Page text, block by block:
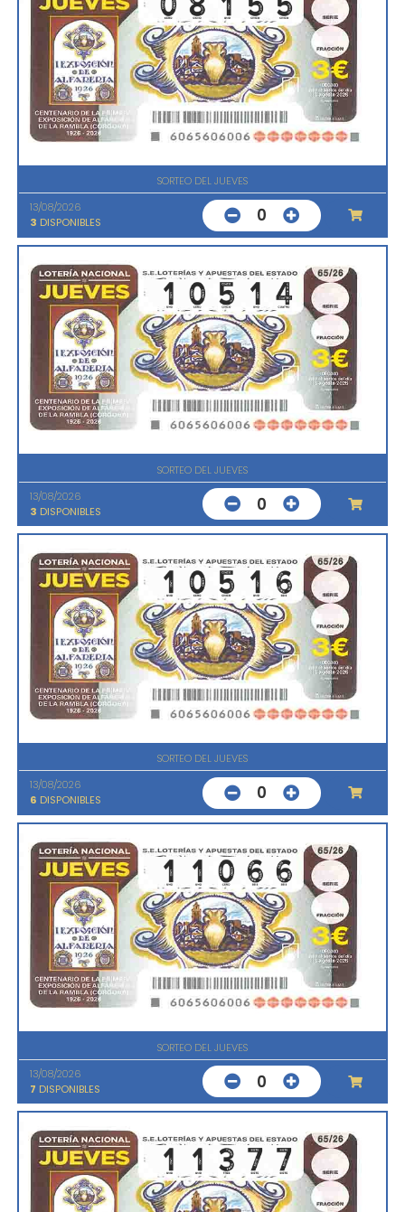
SORTEO DEL JUEVES
13/08/2026
3 DISPONIBLES 0
SORTEO DEL JUEVES
13/08/2026
3 DISPONIBLES 0
SORTEO DEL JUEVES
13/08/2026
6 DISPONIBLES 0
SORTEO DEL JUEVES
13/08/2026
7 DISPONIBLES 0